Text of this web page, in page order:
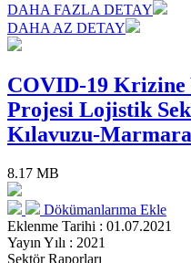
DAHA FAZLA DETAY
DAHA AZ DETAY
COVID-19 Krizine
Projesi Lojistik
Kılavuzu-
8.17 MB
Dökümanlarıma Ekle
Eklenme Tarihi : 01.07.2021
Yayın Yılı : 2021
Sektör Raporları